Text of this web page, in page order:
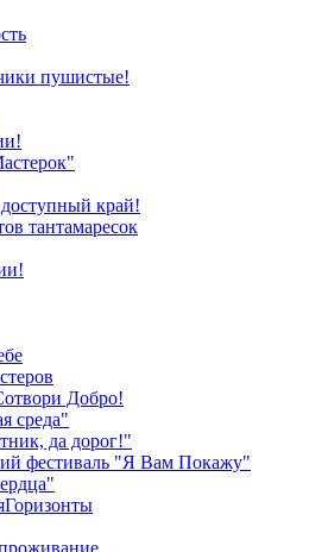
пушистые!
край!
тантамаресок
Добро!
среда"
да дорог!"
фестиваль "Я Вам Покажу"